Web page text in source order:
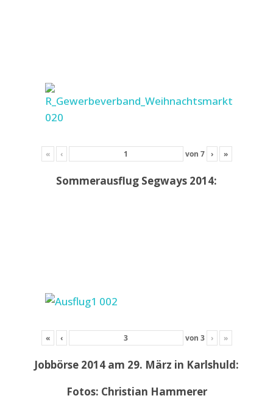
« ‹ von 7 › »
Sommerausflug Segways 2014:
« ‹ von 3 › »
Jobbörse 2014 am 29. März in Karlshuld:
Fotos: Christian Hammerer